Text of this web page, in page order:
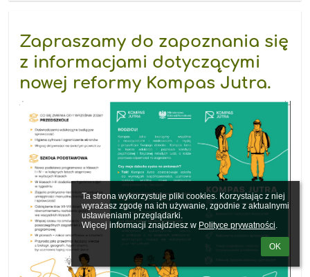
Ta strona wykorzystuje pliki cookies. Korzystając z niej
wyrażasz zgodę na ich używanie, zgodnie z aktualnymi
ustawieniami przeglądarki.
Więcej informacji znajdziesz w Polityce prywatności.
OK
Zapraszamy do zapoznania się
z informacjami dotyczącymi
nowej reformy Kompas Jutra.